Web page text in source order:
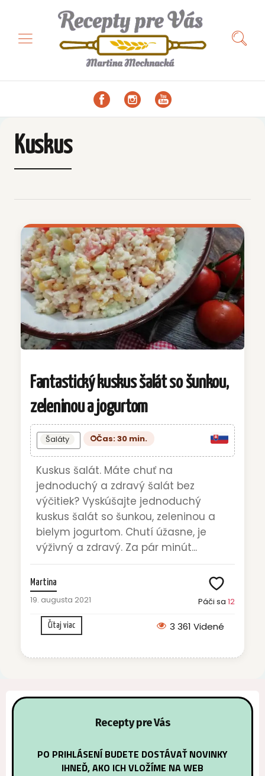
Kuskus
Fantastický kuskus šalát so šunkou,
zeleninou a jogurtom
Čas: 30 min.
Šaláty
Kuskus šalát. Máte chuť na
jednoduchý a zdravý šalát bez
výčitiek? Vyskúšajte jednoduchý
kuskus šalát so šunkou, zeleninou a
bielym jogurtom. Chutí úžasne, je
výživný a zdravý. Za pár minút...
Martina
19. augusta 2021 Páči sa 12
Čítaj viac 3 361 Videné
Recepty pre Vás
PO PRIHLÁSENÍ BUDETE DOSTÁVAŤ NOVINKY
IHNEĎ, AKO ICH VLOŽÍME NA WEB